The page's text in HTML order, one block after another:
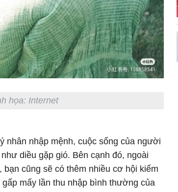
họa: Internet
nhân nhập mệnh, cuộc sống của người
diều gặp gió. Bên cạnh đó, ngoài
cũng sẽ có thêm nhiều cơ hội kiếm
mấy lần thu nhập bình thường của